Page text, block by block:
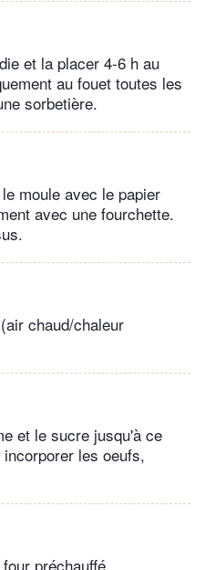
et la placer 4-6 h au
au fouet toutes les
sorbetière.
moule avec le papier
avec une fourchette.
chaud/chaleur
et le sucre jusqu'à ce
les oeufs,
préchauffé.